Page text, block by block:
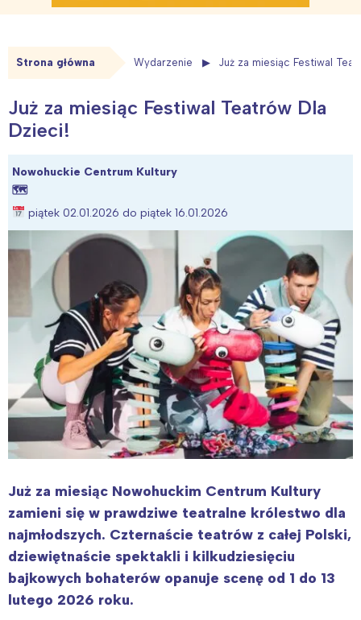
Strona główna Wydarzenie Już za miesiąc Festiwal
Już za miesiąc Festiwal Teatrów Dla
Dzieci!
Nowohuckie Centrum Kultury
🗺
piątek 02.01.2026 do piątek 16.01.2026
Już za miesiąc Nowohuckim Centrum Kultury
zamieni się w prawdziwe teatralne królestwo dla
najmłodszych. Czternaście teatrów z całej Polski,
dziewiętnaście spektakli i kilkudziesięciu
bajkowych bohaterów opanuje scenę od 1 do 13
lutego 2026 roku.